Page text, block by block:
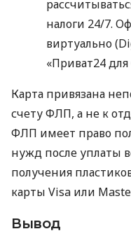
налоги 24/7.
виртуально
«Приват24 для
Карта привязана
счету ФЛП, а не к
ФЛП имеет право
нужд после уплаты
получения
карты Visa или
Вывод